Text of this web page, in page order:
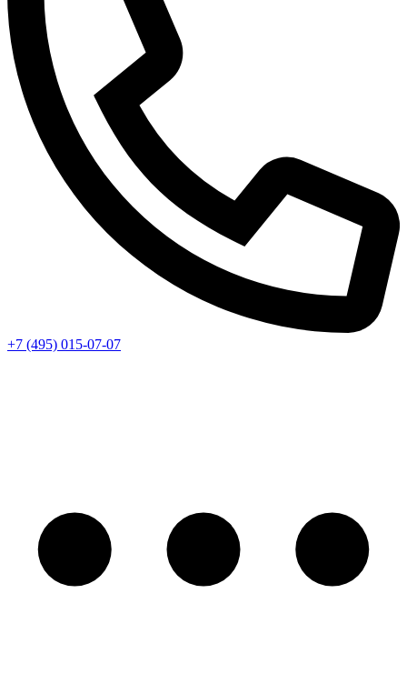
+7 (495) 015-07-07